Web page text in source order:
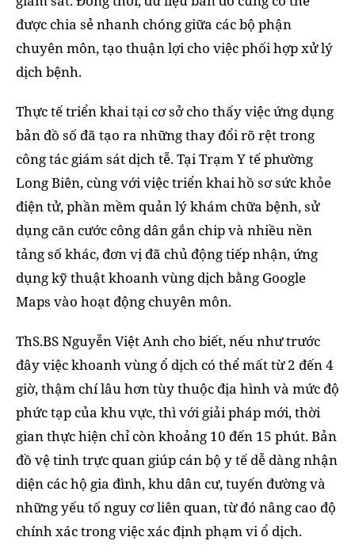
được chia sẻ nhanh chóng giữa các bộ phận
chuyên môn, tạo thuận lợi cho việc phối hợp xử lý
dịch bệnh.
Thực tế triển khai tại cơ sở cho thấy việc ứng dụng
bản đồ số đã tạo ra những thay đổi rõ rệt trong
công tác giám sát dịch tễ. Tại Trạm Y tế phường
Long Biên, cùng với việc triển khai hồ sơ sức khỏe
điện tử, phần mềm quản lý khám chữa bệnh, sử
dụng căn cước công dân gắn chip và nhiều nền
tảng số khác, đơn vị đã chủ động tiếp nhận, ứng
dụng kỹ thuật khoanh vùng dịch bằng Google
Maps vào hoạt động chuyên môn.
ThS.BS Nguyễn Việt Anh cho biết, nếu như trước
đây việc khoanh vùng ổ dịch có thể mất từ 2 đến 4
giờ, thậm chí lâu hơn tùy thuộc địa hình và mức độ
phức tạp của khu vực, thì với giải pháp mới, thời
gian thực hiện chỉ còn khoảng 10 đến 15 phút. Bản
đồ vệ tinh trực quan giúp cán bộ y tế dễ dàng nhận
diện các hộ gia đình, khu dân cư, tuyến đường và
những yếu tố nguy cơ liên quan, từ đó nâng cao độ
chính xác trong việc xác định phạm vi ổ dịch.